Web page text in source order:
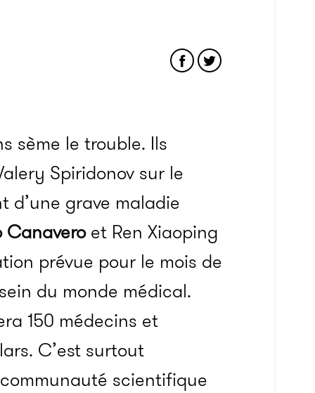
sème le trouble. Ils
Spiridonov sur le
d’une grave maladie
Canaveroet Ren Xiaoping
prévue pour le mois de
du monde médical.
150 médecins et
C’est surtout
scientifique